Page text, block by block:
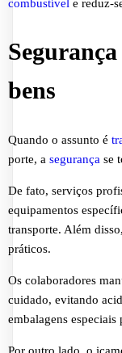
combustível e reduz-
bens
Quando o assunto é
porte, a segurança se
De fato, serviços
equipamentos
transporte. Além
práticos.
Os colaboradores
cuidado, evitando
embalagens